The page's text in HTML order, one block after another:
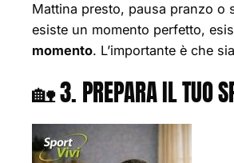
Mattina presto, pausa pranzo o
esiste un momento perfetto,
momento. L’importante è che
🏡 3. PREPARA IL TUO